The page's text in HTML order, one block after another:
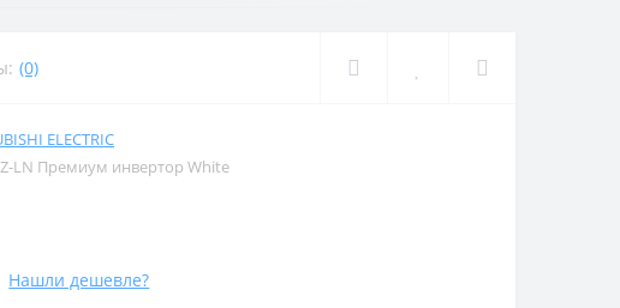
(0)
ELECTRIC
LN Премиум инвертор White
Нашли дешевле?